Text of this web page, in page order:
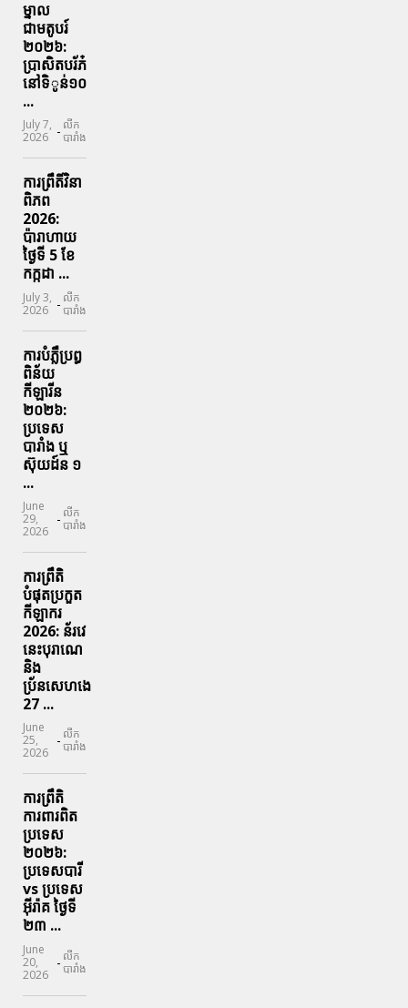
ម្នាល
ជាមតូបរ៍
២០២៦:
ប្រាសិតបរ័ភ៎
នៅទិូន់១០
...
July 7,
2026 - លីក
បារាំង
ការព្រឹតិ៍វិនា
ពិភព
2026:
ប៉ារាហាយ
ថ្ងៃទី 5 ខែ
កក្កដា ...
July 3,
2026 - លីក
បារាំង
ការបំភ្លឺប្រព្ធ​
ពិន័យ​
កីឡារីន​
២០២៦:
ប្រទេស​
បារាំង​ ឬ​
ស៊ុយដ៍ន​ ១
...
June
29,
2026
- លីក
បារាំង
ការព្រឹតិ
បំផុតប្រកួត
កីឡាករ
2026: ន័រវេ
នេះបុរាណេ
និង
ប្រ័នសេហងេ
27 ...
June
25,
2026
- លីក
បារាំង
ការព្រឹតិ
ការពារ​ពិត
ប្រទេស
២០២៦:
ប្រទេសបារី
vs ប្រទេស
អ៊ីរ៉ាគ ថ្ងៃទី​
២៣ ...
June
20,
2026
- លីក
បារាំង